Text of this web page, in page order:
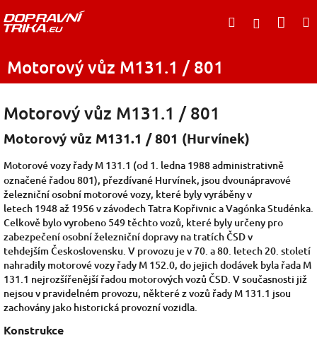
na
obsah
HledatPřihlášení
Motorový vůz M131.1 / 801
Motorový vůz M131.1 / 801
Motorový vůz M131.1 / 801 (Hurvínek)
Motorové vozy řady M 131.1 (od 1. ledna 1988 administrativně
označené řadou 801), přezdívané Hurvínek, jsou dvounápravové
železniční osobní motorové vozy, které byly vyráběny v
letech 1948až 1956v závodechTatra KopřivnicaVagónka Studénka.
Celkově bylo vyrobeno 549 těchto vozů, které byly určeny pro
zabezpečení osobní železniční dopravy na tratíchČSDv
tehdejšímČeskoslovensku. V provozu je v 70. a 80. letech 20. století
nahradily motorové vozy řady M 152.0, do jejich dodávek byla řada M
131.1 nejrozšířenější řadou motorových vozů ČSD. V současnosti již
nejsou v pravidelném provozu, některé z vozů řady M 131.1 jsou
zachovány jako historická provozní vozidla.
Konstrukce